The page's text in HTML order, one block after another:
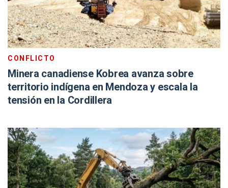
CONFLICTO
Minera canadiense Kobrea avanza sobre
territorio indígena en Mendoza y escala la
tensión en la Cordillera